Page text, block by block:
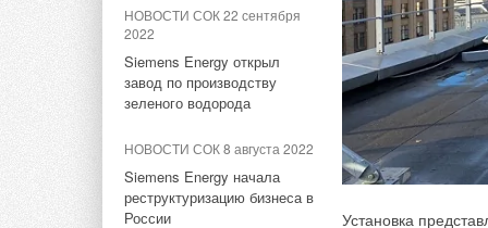
НОВОСТИ СОК 22 сентября
2022
Siemens Energy открыл
завод по производству
зеленого водорода
НОВОСТИ СОК 8 августа 2022
Siemens Energy начала
реструктуризацию бизнеса в
России
Установка
НОВОСТИ СОК 31 июля 2026
«Русклимат» укрепляет
партнёрство за Уралом
СИЭНПИ РУС представила
новую серию консольных
насосов NM
Интерес
и испытания
«Многим кажется,
себе, как будто
а испытания
оборудовании. И
глазами увидели,